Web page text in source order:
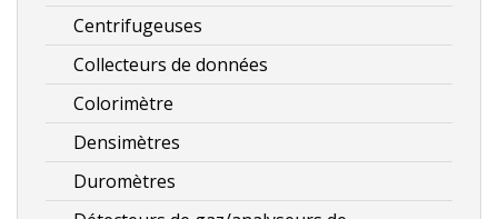
Centrifugeuses
Collecteurs de données
Colorimètre
Densimètres
Duromètres